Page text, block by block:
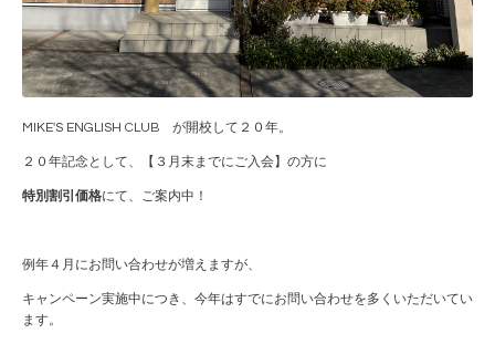
MIKE'S ENGLISH CLUB が開校して２０年。
２０年記念として、【３月末までにご入会】の方に
特別割引価格にて、ご案内中！
例年４月にお問い合わせが増えますが、
キャンペーン実施中につき、今年はすでにお問い合わせを多くいただいてい
ます。